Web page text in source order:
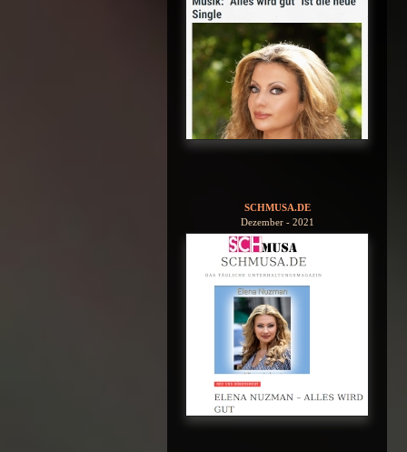
SCHMUSA.DE
Dezember - 2021